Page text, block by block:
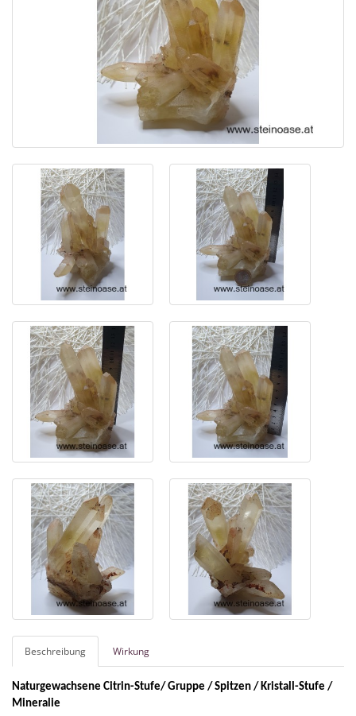
Beschreibung Wirkung
Naturgewachsene Citrin-Stufe/ Gruppe / Spitzen / Kristall-Stufe /
Mineralie